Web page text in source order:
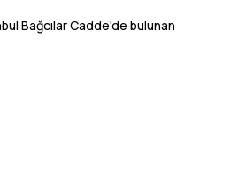
Bağcılar Cadde'de bulunan